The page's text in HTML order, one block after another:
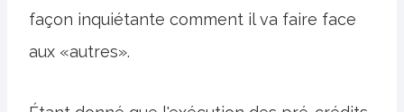
façon inquiétante comment il va faire face
aux «autres».